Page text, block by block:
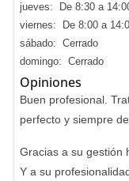
jueves: De 8:30 a
viernes: De 8:00 a
sábado: Cerrado
domingo: Cerrado
Opiniones
Buen profesional.
perfecto y siempre
Gracias a su gestión
Y a su